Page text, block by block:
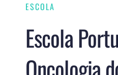
ESCOLA
Escola